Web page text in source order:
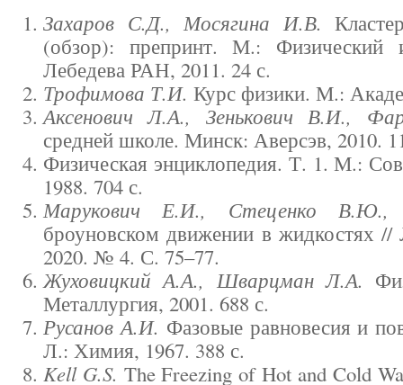
Захаров С.Д., Мосягина И.В.
(обзор): препринт. М.:
Лебедева РАН, 2011. 24 с.
Трофимова Т.И. Курс физики. М.:
Аксенович Л.А., Зенькович В.И.,
средней школе. Минск: Аверсэв, 2010.
Физическая энциклопедия. Т. 1. М.:
1988. 704 с.
Марукович Е.И., Стеценко В.Ю.,
броуновском движении в жидкостях //
2020. № 4. С. 75–77.
Жуховицкий А.А., Шварцман Л.А.
Металлургия, 2001. 688 с.
Русанов А.И. Фазовые равновесия и
Л.: Химия, 1967. 388 с.
Kell G.S. The Freezing of Hot and Cold